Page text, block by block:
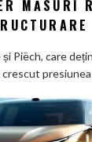
MĂSURI
Piëch, care